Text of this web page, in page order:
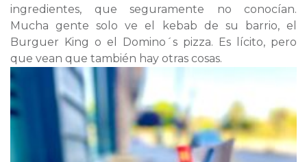
ingredientes, que seguramente no conocían.
Mucha gente solo ve el kebab de su barrio, el
Burguer King o el Domino´s pizza. Es lícito, pero
que vean que también hay otras cosas.